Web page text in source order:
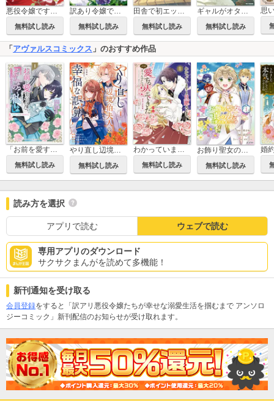
無料試し読み 無料試し読み 無料試し読み 無料試し読み
思
「アヴァルスコミックス 」のおすすめ作品
「お前を愛することはない」と言われたので「そうなの？ 私もよ」と言い返しておきました。 氷の貴公子様と紡ぐ溺愛結婚生活
無料試し読み 無料試し読み
わかっていますよ旦那さま。どうせ「愛する人ができた」と言うんでしょ？～ドアマットヒロイン、頭をぶつけた拍子に前世が大阪のオバチャンだった事を思い出す～ THE COMIC
無料試し読み 無料試し読み
読み方を選択
アプリで読む ウェブで読む
専用アプリのダウンロード
サクサクまんがを読めて多機能！
新刊通知を受け取る
会員登録をすると「訳アリ悪役令嬢たちが幸せな溺愛生活を掴むまで アンソロ
ジーコミック」新刊配信のお知らせが受け取れます。